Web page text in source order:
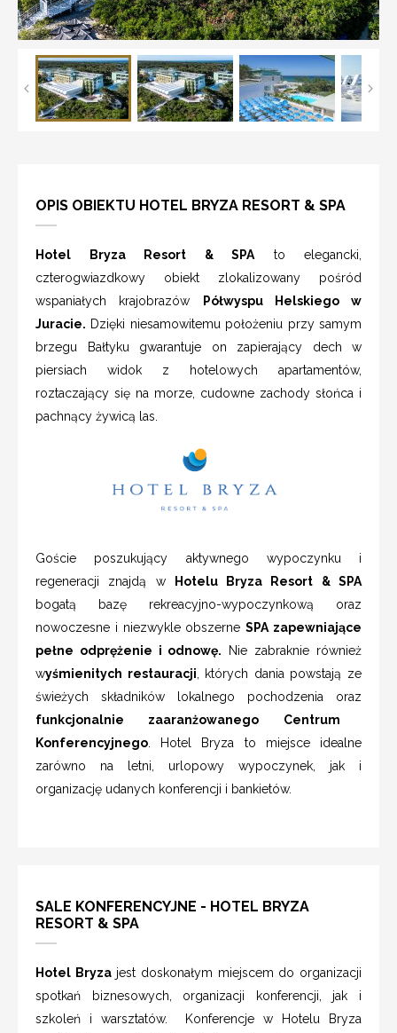
OPIS OBIEKTU HOTEL BRYZA RESORT & SPA
Hotel Bryza Resort & SPA to elegancki,
czterogwiazdkowy obiekt zlokalizowany pośród
wspaniałych krajobrazów
Półwyspu Helskiego w
Juracie. Dzięki niesamowitemu położeniu przy samym
brzegu Bałtyku gwarantuje on zapierający dech w
piersiach widok z hotelowych apartamentów,
roztaczający się na morze, cudowne zachody słońca i
pachnący żywicą las.
Goście poszukujący aktywnego wypoczynku i
regeneracji znajdą w
Hotelu Bryza Resort & SPA
bogatą bazę rekreacyjno-wypoczynkową oraz
nowoczesne i niezwykle obszerneSPA zapewniające
pełne odprężenie i odnowę. Nie zabraknie również
wyśmienitych restauracji , których dania powstają ze
świeżych składników lokalnego pochodzenia oraz
funkcjonalnie zaaranżowanego Centrum
Konferencyjnego . Hotel Bryza to miejsce idealne
zarówno na letni, urlopowy wypoczynek, jak i
organizację udanych konferencji i bankietów.
SALE KONFERENCYJNE - HOTEL BRYZA
RESORT & SPA
Hotel Bryzajest doskonałym miejscem do organizacji
spotkań biznesowych, organizacji konferencji, jak i
szkoleń i warsztatów. Konferencje w Hotelu Bryza